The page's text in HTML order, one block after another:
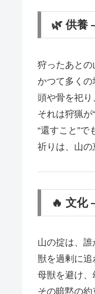
🌿 供養
狩ったあとの
かつて多くの
頭や骨を祀り
それは狩猟が
“還すこと”で
祈りは、山の
🔥 文化
山の掟は、誰
獣を過剰に追
母獣を避け、
その暗黙の約